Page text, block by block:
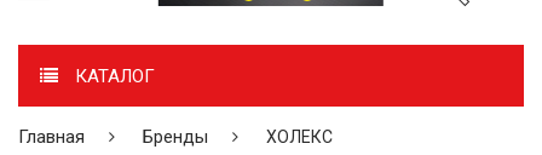
КАТАЛОГ
Главная Бренды ХОЛЕКС